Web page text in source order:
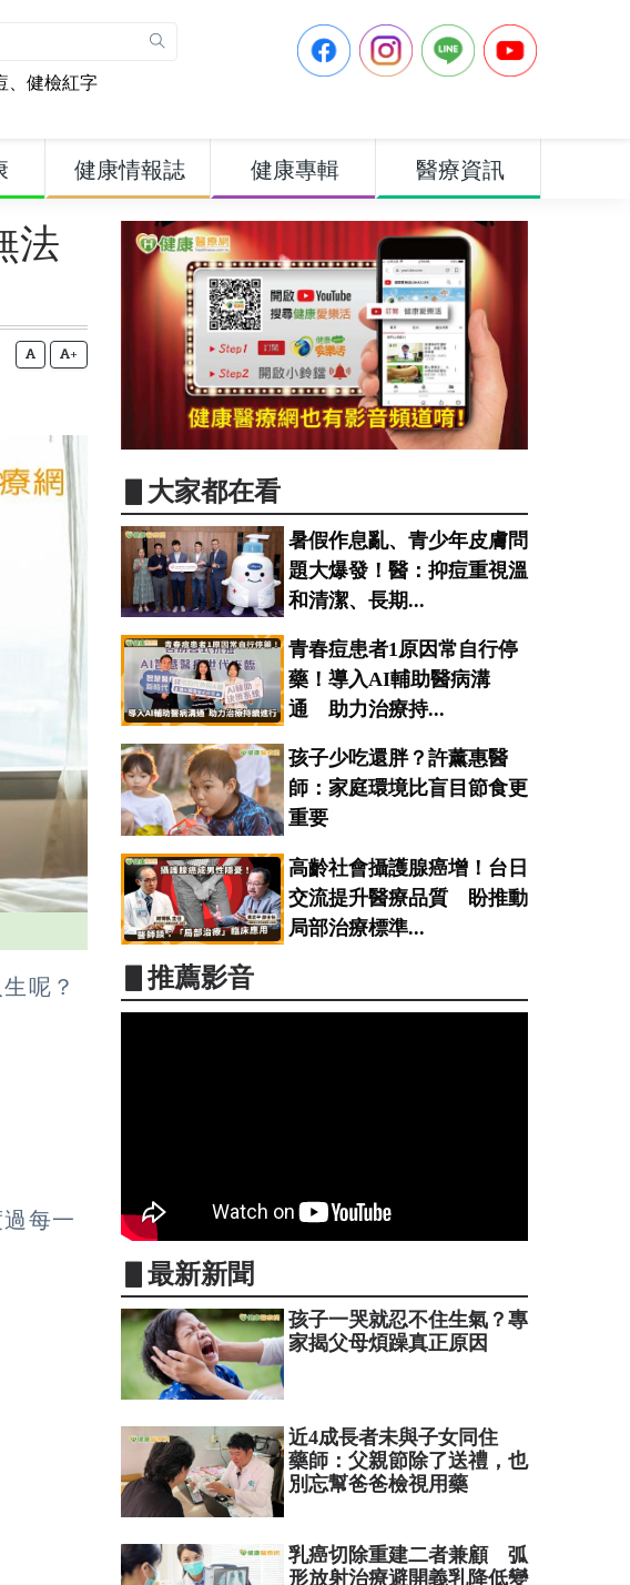
、 健檢紅字
健康情報誌 健康專輯 醫療資訊
法
+
呢？
每一
▋大家都在看
暑假作息亂、青少年皮膚問
題大爆發！醫：抑痘重視溫
和清潔、長期...
青春痘患者1原因常自行停
藥！導入AI輔助醫病溝
通 助力治療持...
孩子少吃還胖？許薰惠醫
師：家庭環境比盲目節食更
重要
高齡社會攝護腺癌增！台日
交流提升醫療品質 盼推動
局部治療標準...
▋推薦影音
▋最新新聞
孩子一哭就忍不住生氣？專
家揭父母煩躁真正原因
近4成長者未與子女同住
藥師：父親節除了送禮，也
別忘幫爸爸檢視用藥
乳癌切除重建二者兼顧 弧
形放射治療避開義乳降低變